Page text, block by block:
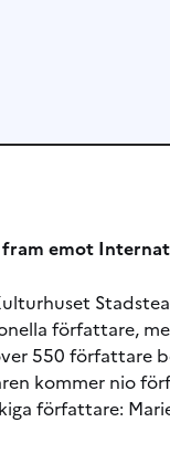
emot
författare,
550 författare
kommer nio
författare: